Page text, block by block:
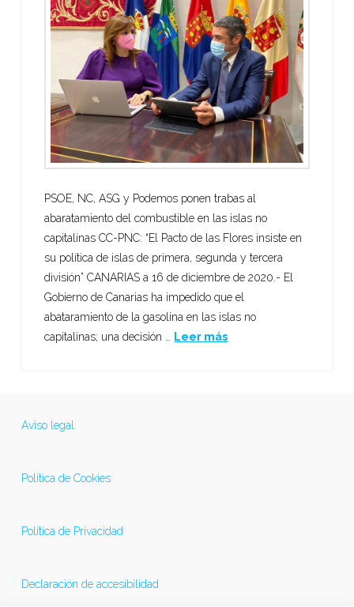
PSOE, NC, ASG y Podemos ponen trabas al
abaratamiento del combustible en las islas no
capitalinas CC-PNC: “El Pacto de las Flores insiste en
su política de islas de primera, segunda y tercera
división” CANARIAS a 16 de diciembre de 2020.- El
Gobierno de Canarias ha impedido que el
abataramiento de la gasolina en las islas no
capitalinas; una decisión …
Leer más
Aviso legal
Política de Cookies
Política de Privacidad
Declaración de accesibilidad